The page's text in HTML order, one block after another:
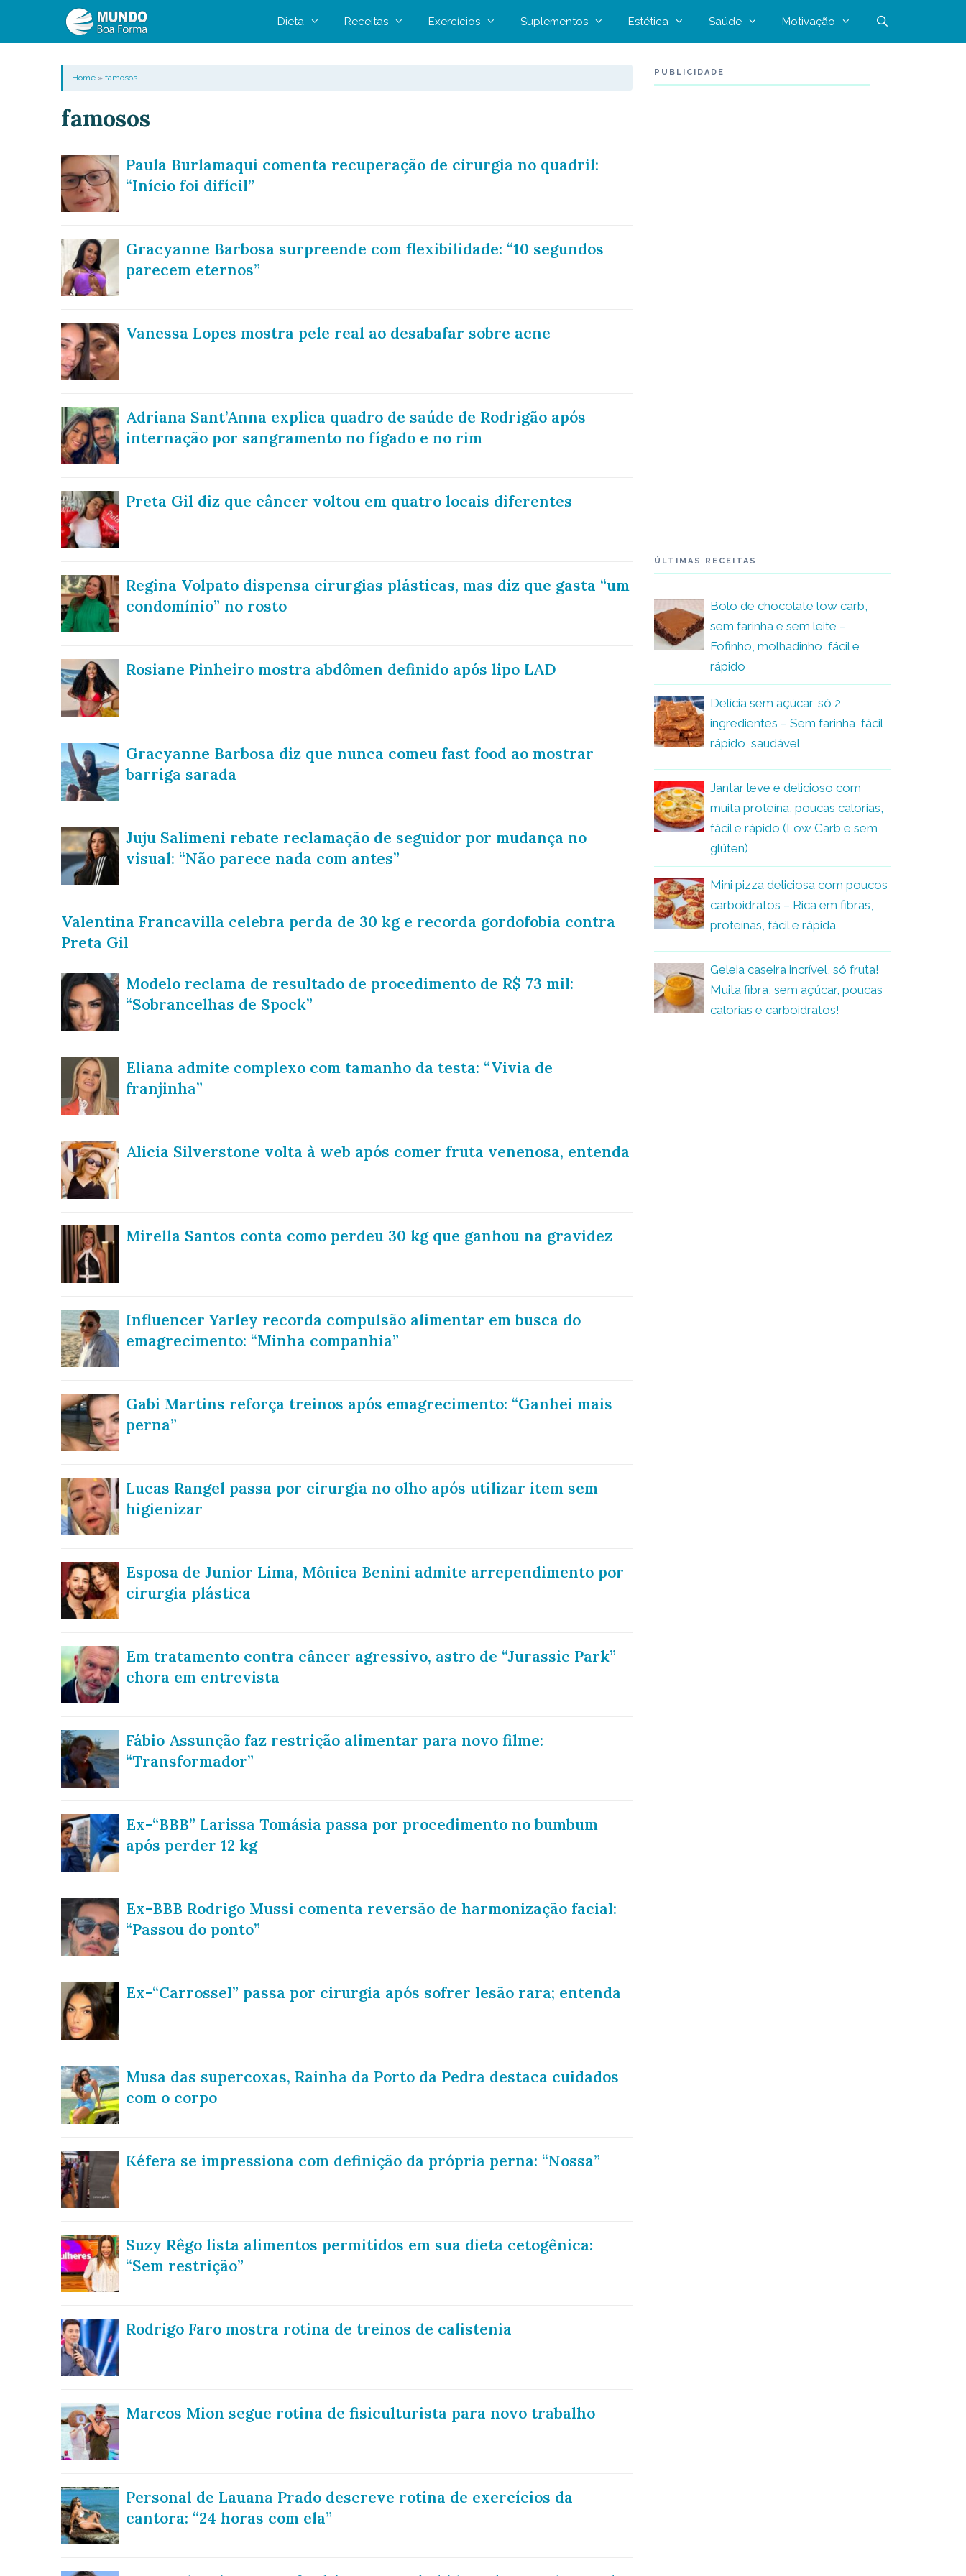
Dieta Receitas Exercícios Suplementos Estética Saúde Motivação
Home» famosos
famosos
Paula Burlamaqui comenta recuperação de cirurgia no quadril:
“Início foi difícil”
Gracyanne Barbosa surpreende com flexibilidade: “10 segundos
parecem eternos”
Vanessa Lopes mostra pele real ao desabafar sobre acne
Adriana Sant’Anna explica quadro de saúde de Rodrigão após
internação por sangramento no fígado e no rim
Preta Gil diz que câncer voltou em quatro locais diferentes
Regina Volpato dispensa cirurgias plásticas, mas diz que gasta “um
condomínio” no rosto
Rosiane Pinheiro mostra abdômen definido após lipo LAD
Gracyanne Barbosa diz que nunca comeu fast food ao mostrar
barriga sarada
Juju Salimeni rebate reclamação de seguidor por mudança no
visual: “Não parece nada com antes”
Valentina Francavilla celebra perda de 30 kg e recorda gordofobia contra
Preta Gil
Modelo reclama de resultado de procedimento de R$ 73 mil:
“Sobrancelhas de Spock”
Eliana admite complexo com tamanho da testa: “Vivia de
franjinha”
Alicia Silverstone volta à web após comer fruta venenosa, entenda
Mirella Santos conta como perdeu 30 kg que ganhou na gravidez
Influencer Yarley recorda compulsão alimentar em busca do
emagrecimento: “Minha companhia”
Gabi Martins reforça treinos após emagrecimento: “Ganhei mais
perna”
Lucas Rangel passa por cirurgia no olho após utilizar item sem
higienizar
Esposa de Junior Lima, Mônica Benini admite arrependimento por
cirurgia plástica
Em tratamento contra câncer agressivo, astro de “Jurassic Park”
chora em entrevista
Fábio Assunção faz restrição alimentar para novo filme:
“Transformador”
Ex-“BBB” Larissa Tomásia passa por procedimento no bumbum
após perder 12 kg
Ex-BBB Rodrigo Mussi comenta reversão de harmonização facial:
“Passou do ponto”
Ex-“Carrossel” passa por cirurgia após sofrer lesão rara; entenda
Musa das supercoxas, Rainha da Porto da Pedra destaca cuidados
com o corpo
Kéfera se impressiona com definição da própria perna: “Nossa”
Suzy Rêgo lista alimentos permitidos em sua dieta cetogênica:
“Sem restrição”
Rodrigo Faro mostra rotina de treinos de calistenia
Marcos Mion segue rotina de fisiculturista para novo trabalho
Personal de Lauana Prado descreve rotina de exercícios da
cantora: “24 horas com ela”
PUBLICIDADE
ÚLTIMAS RECEITAS
Bolo de chocolate low carb,
sem farinha e sem leite –
Fofinho, molhadinho, fácil e
rápido
Delícia sem açúcar, só 2
ingredientes – Sem farinha, fácil,
rápido, saudável
Jantar leve e delicioso com
muita proteína, poucas calorias,
fácil e rápido (Low Carb e sem
glúten)
Mini pizza deliciosa com poucos
carboidratos – Rica em fibras,
proteínas, fácil e rápida
Geleia caseira incrível, só fruta!
Muita fibra, sem açúcar, poucas
calorias e carboidratos!